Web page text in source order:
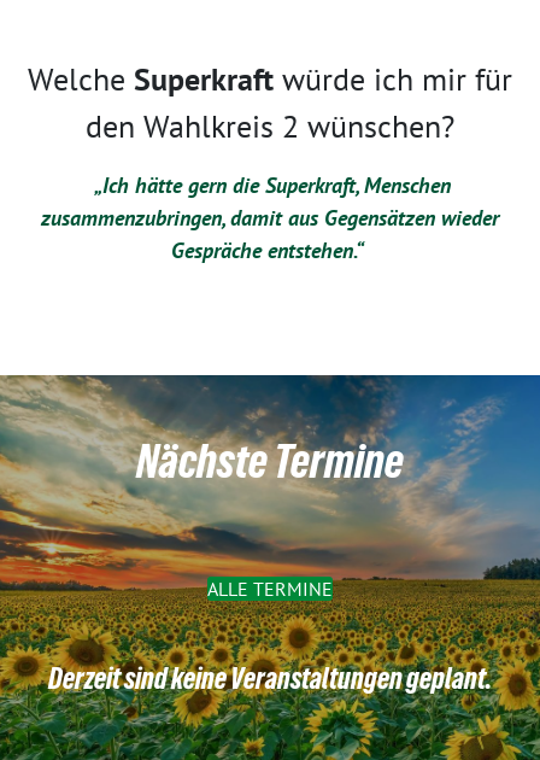
Welche Superkraft würde ich mir für
den Wahlkreis 2 wünschen?
„Ich hätte gern die Superkraft, Menschen
zusammenzubringen, damit aus Gegensätzen wieder
Gespräche entstehen.“
Nächste Termine
ALLE TERMINE
Derzeit sind keine Veranstaltungen geplant.